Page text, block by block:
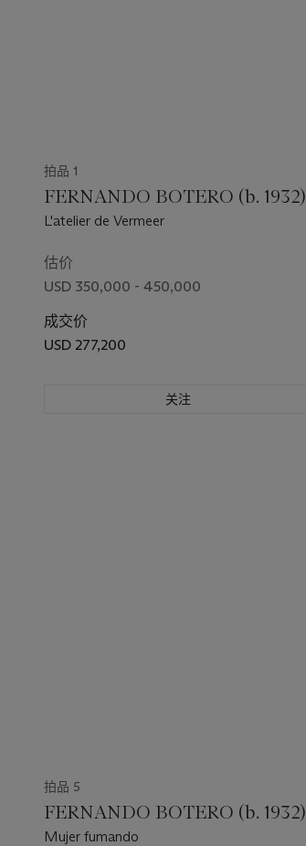
拍品 1
FERNANDO BOTERO (b. 1932)
L'atelier de Vermeer
估价
USD 350,000 - 450,000
成交价
USD 277,200
关注
拍品 5
FERNANDO BOTERO (b. 1932)
Mujer fumando